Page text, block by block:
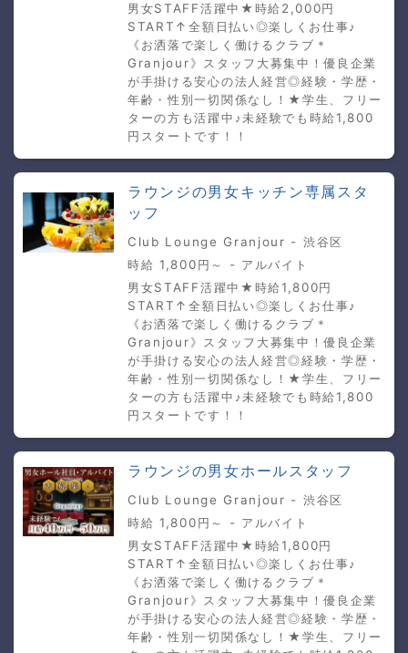
男女STAFF活躍中★時給2,000円
START↑全額日払い◎楽しくお仕事♪
《お洒落で楽しく働けるクラブ＊
Granjour》スタッフ大募集中！優良企業
が手掛ける安心の法人経営◎経験・学歴・
年齢・性別一切関係なし！★学生、フリー
ターの方も活躍中♪未経験でも時給1,800
円スタートです！！
ラウンジの男女キッチン専属スタ
ッフ
Club Lounge Granjour - 渋谷区
時給 1,800円～ - アルバイト
男女STAFF活躍中★時給1,800円
START↑全額日払い◎楽しくお仕事♪
《お洒落で楽しく働けるクラブ＊
Granjour》スタッフ大募集中！優良企業
が手掛ける安心の法人経営◎経験・学歴・
年齢・性別一切関係なし！★学生、フリー
ターの方も活躍中♪未経験でも時給1,800
円スタートです！！
ラウンジの男女ホールスタッフ
Club Lounge Granjour - 渋谷区
時給 1,800円～ - アルバイト
男女STAFF活躍中★時給1,800円
START↑全額日払い◎楽しくお仕事♪
《お洒落で楽しく働けるクラブ＊
Granjour》スタッフ大募集中！優良企業
が手掛ける安心の法人経営◎経験・学歴・
年齢・性別一切関係なし！★学生、フリー